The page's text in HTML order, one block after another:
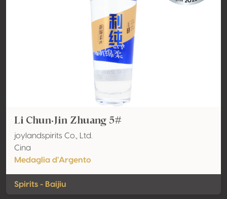
Li Chun·Jin Zhuang 5#
joylandspirits Co., Ltd.
Cina
Medaglia d'Argento
Spirits - Baijiu